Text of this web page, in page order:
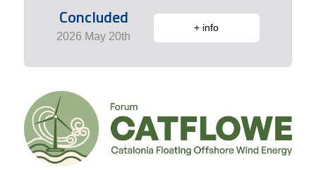
Concluded
2026 May 20th
+ info